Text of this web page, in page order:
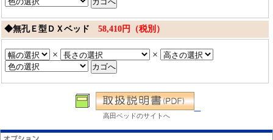
◆無孔Ｅ型ＤＸベッド 58,410円（税別）
× ×
高田ベッドのサイトへ